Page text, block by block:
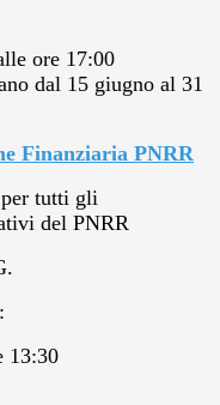
ore 17:00
dal 15 giugno al 31
Finanziaria PNRR
tutti gli
del PNRR
:
13:30